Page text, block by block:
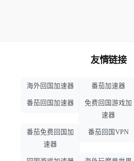
友情链接
海外回国加速器 番茄加速器
番茄回国加速器
免费回国游戏加
速器
番茄免费回国加
速器
番茄回国VPN